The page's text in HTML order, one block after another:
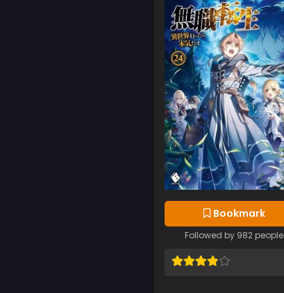
Bookmark
Followed by 982 people